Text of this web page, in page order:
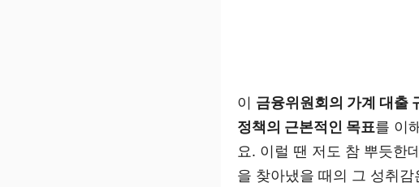
이 금융위원회의 가계 대출
정책의 근본적인 목표를 이
요. 이럴 땐 저도 참 뿌듯한
을 찾아냈을 때의 그 성취